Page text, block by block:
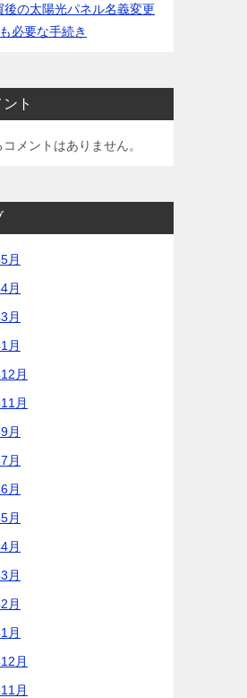
後の太陽光パネル名義変更
必要な手続き
ト
メントはありません。
月
月
月
月
月
月
月
月
月
月
月
月
月
月
月
月